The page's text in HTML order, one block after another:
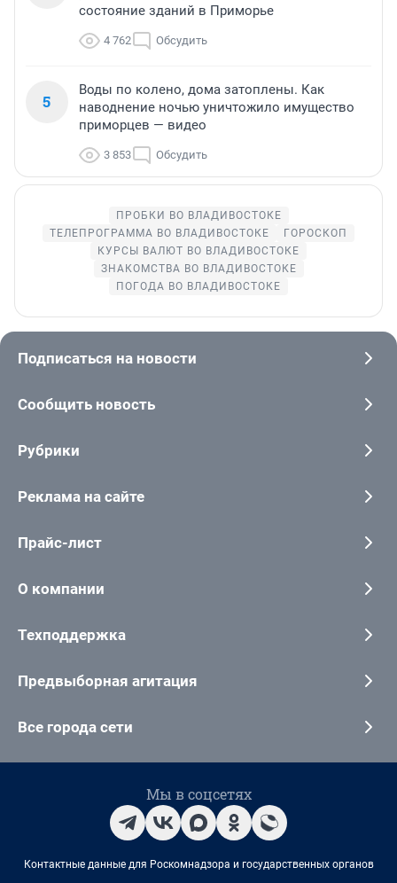
состояние зданий в Приморье
4 762 Обсудить
5
Воды по колено, дома затоплены. Как
наводнение ночью уничтожило имущество
приморцев — видео
3 853 Обсудить
ПРОБКИ ВО ВЛАДИВОСТОКЕ
ТЕЛЕПРОГРАММА ВО ВЛАДИВОСТОКЕ
ГОРОСКОП
КУРСЫ ВАЛЮТ ВО ВЛАДИВОСТОКЕ
ЗНАКОМСТВА ВО ВЛАДИВОСТОКЕ
ПОГОДА ВО ВЛАДИВОСТОКЕ
Подписаться на новости
Сообщить новость
Рубрики
Реклама на сайте
Прайс-лист
О компании
Техподдержка
Предвыборная агитация
Все города сети
Мы в соцсетях
Контактные данные для Роскомнадзора и государственных органов